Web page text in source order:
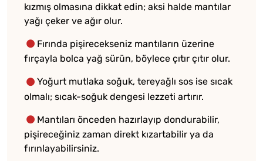
kızmış olmasına dikkat edin; aksi halde mantılar
yağı çeker ve ağır olur.
Fırında pişirecekseniz mantıların üzerine
fırçayla bolca yağ sürün, böylece çıtır çıtır olur.
Yoğurt mutlaka soğuk, tereyağlı sos ise sıcak
olmalı; sıcak-soğuk dengesi lezzeti artırır.
Mantıları önceden hazırlayıp dondurabilir,
pişireceğiniz zaman direkt kızartabilir ya da
fırınlayabilirsiniz.